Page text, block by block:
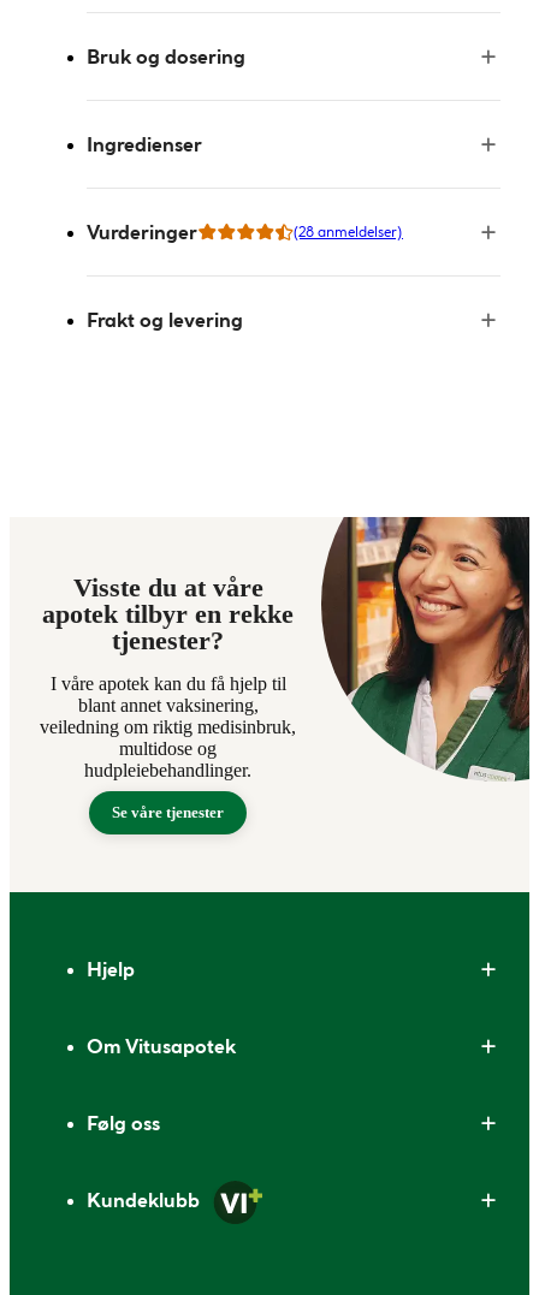
Bruk og dosering
Ingredienser
Vurderinger (28 anmeldelser)
Frakt og levering
Visste du at våre
apotek tilbyr en rekke
tjenester?
I våre apotek kan du få hjelp til
blant annet vaksinering,
veiledning om riktig medisinbruk,
multidose og
hudpleiebehandlinger.
Se våre tjenester
Hjelp
Om Vitusapotek
Følg oss
Kundeklubb